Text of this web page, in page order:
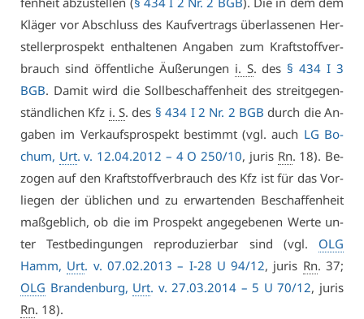
Klä­ger vor Ab­schluss des Kauf­ver­trags über­las­se­nen Her­
stel­ler­pro­spekt ent­hal­te­nen An­ga­ben zum Kraft­stoff­ver­
brauch sind öf­fent­li­che Äu­ße­run­gen i. S. des § 434 I 3
BGB. Da­mit wird die Soll­be­schaf­fen­heit des streit­ge­gen­
ständ­li­chen Kfz i. S. des § 434 I 2 Nr. 2 BGB durch die An­
ga­ben im Ver­kaufs­pro­spekt be­stimmt (vgl. auch LG Bo­
chum, Urt. v. 12.04.2012 – 4 O 250/10, ju­ris Rn. 18). Be­
zo­gen auf den Kraft­stoff­ver­brauch des Kfz ist für das Vor­
lie­gen der üb­li­chen und zu er­war­ten­den Be­schaf­fen­heit
maß­geb­lich, ob die im Pro­spekt an­ge­ge­be­nen Wer­te un­
ter Test­be­din­gun­gen re­pro­du­zier­bar sind (vgl. OLG
Hamm, Urt. v. 07.02.2013 – I-28 U 94/12, ju­ris Rn. 37;
OLG Bran­den­burg, Urt. v. 27.03.2014 – 5 U 70/12, ju­ris
Rn. 18).